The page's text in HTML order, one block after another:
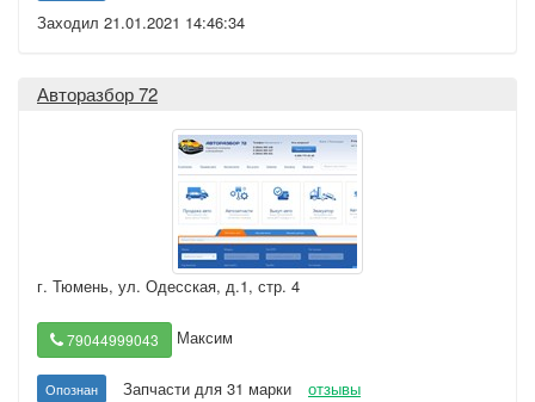
Заходил 21.01.2021 14:46:34
Авторазбор 72
г. Тюмень, ул. Одесская, д.1, стр. 4
79044999043 Максим
Опознан Запчасти для 31 марки
отзывы